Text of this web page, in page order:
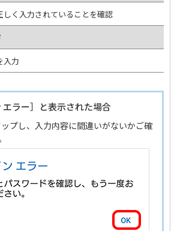
しく入力されていることを確認
入力
エラー］と表示された場合
ップし、入力内容に間違いがないかご確